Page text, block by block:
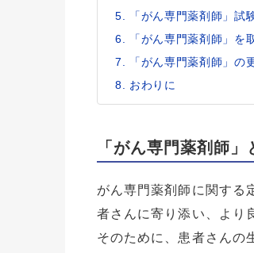
「がん専門薬剤師」試
「がん専門薬剤師」を
「がん専門薬剤師」の
おわりに
「がん専門薬剤師」
がん専門薬剤師に関する
者さんに寄り添い、より
そのために、患者さんの